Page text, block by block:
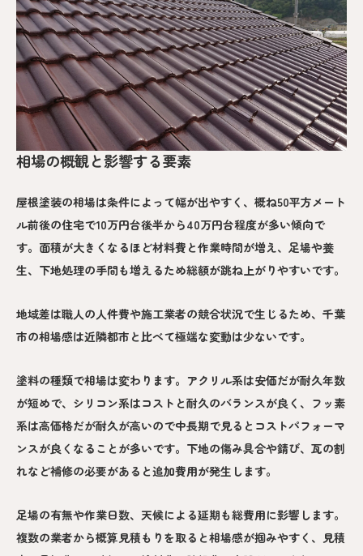
相場の概観と影響する要素
屋根塗装の相場は条件によって幅が出やすく、概ね50平方メート
ル前後の住宅で10万円台後半から40万円台程度が多い傾向で
す。面積が大きくなるほど材料費と作業時間が増え、足場や養
生、下地処理の手間も増えるため総額が跳ね上がりやすいです。
地域差は職人の人件費や施工業者の競合状況で生じるため、千葉
市の相場感は近隣都市と比べて極端な変動は少ないです。
塗料の種類で相場は変わります。アクリル系は安価だが耐久年数
が短めで、シリコン系はコストと耐久のバランスが良く、フッ素
系は高価格だが耐久が高いので中長期で見るとコストパフォーマ
ンスが良くなることが多いです。下地の傷み具合や錆び、瓦の割
れなど補修の必要があると追加費用が発生します。
足場の有無や作業日数、天候による延期も総費用に影響します。
複数の業者から概算見積もりを取ると相場感が掴みやすく、見積